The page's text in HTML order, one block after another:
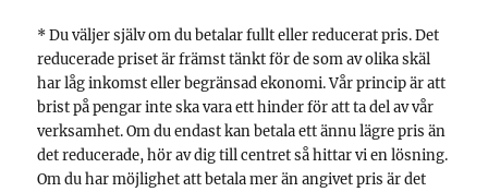
* Du väljer själv om du betalar fullt eller reducerat pris. Det
reducerade priset är främst tänkt för de som av olika skäl
har låg inkomst eller begränsad ekonomi. Vår princip är att
brist på pengar inte ska vara ett hinder för att ta del av vår
verksamhet. Om du endast kan betala ett ännu lägre pris än
det reducerade, hör av dig till centret så hittar vi en lösning.
Om du har möjlighet att betala mer än angivet pris är det